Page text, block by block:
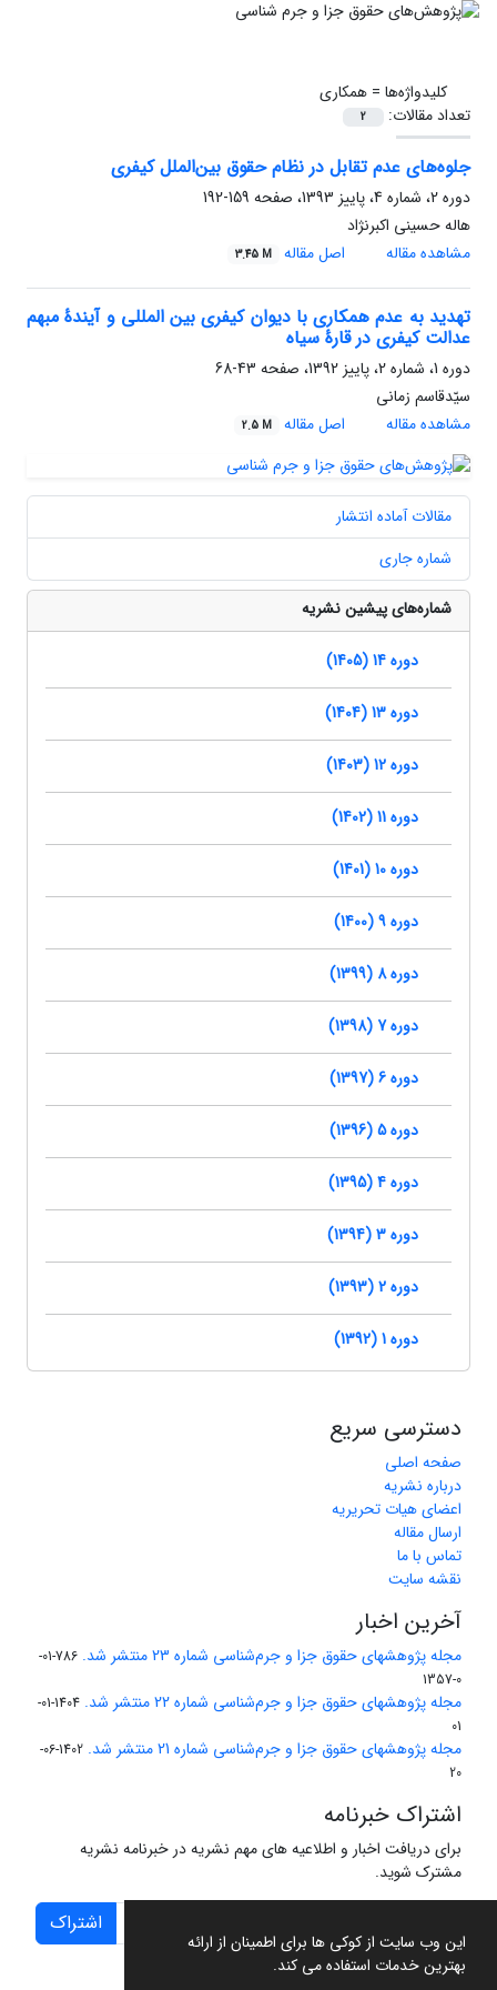
این وب سایت از کوکی ها برای اطمینان از ارائه
بهترین خدمات استفاده می کند.
کلیدواژه‌ها =همکاری
تعداد مقالات:
2
جلوه‌های عدم تقابل در نظام حقوق بین‌الملل کیفری
دوره 2، شماره 4، پاییز 1393، صفحه
159-192
هاله حسینی اکبرنژاد
مشاهده مقاله
اصل مقاله 3.45 M
تهدید به عدم همکاری با دیوان کیفری بین المللی و آیندۀ مبهم
عدالت کیفری در قارۀ سیاه
دوره 1، شماره 2، پاییز 1392، صفحه
43-68
سیّدقاسم زمانی
مشاهده مقاله
اصل مقاله 2.5 M
مقالات آماده انتشار
شماره جاری
شماره‌های پیشین نشریه
دوره 14 (1405)
دوره 13 (1404)
دوره 12 (1403)
دوره 11 (1402)
دوره 10 (1401)
دوره 9 (1400)
دوره 8 (1399)
دوره 7 (1398)
دوره 6 (1397)
دوره 5 (1396)
دوره 4 (1395)
دوره 3 (1394)
دوره 2 (1393)
دوره 1 (1392)
دسترسی سریع
صفحه اصلی
درباره نشریه
اعضای هیات تحریریه
ارسال مقاله
تماس با ما
نقشه سایت
آخرین اخبار
مجله پژوهشهای حقوق جزا و جرم‌شناسی شماره 23 منتشر شد.
786-01-
0-1357
مجله پژوهشهای حقوق جزا و جرم‌شناسی شماره 22 منتشر شد.
1404-01-
01
مجله پژوهشهای حقوق جزا و جرم‌شناسی شماره 21 منتشر شد.
1402-06-
20
اشتراک خبرنامه
برای دریافت اخبار و اطلاعیه های مهم نشریه در خبرنامه نشریه
مشترک شوید.
اشتراک